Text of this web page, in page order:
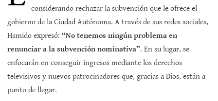
considerando rechazar la subvención que le ofrece el
gobierno de la Ciudad Autónoma. A través de sus redes sociales,
Hamido expresó: “No tenemos ningún problema en
renunciar a la subvención nominativa”. En su lugar, se
enfocarán en conseguir ingresos mediante los derechos
televisivos y nuevos patrocinadores que, gracias a Dios, están a
punto de llegar.